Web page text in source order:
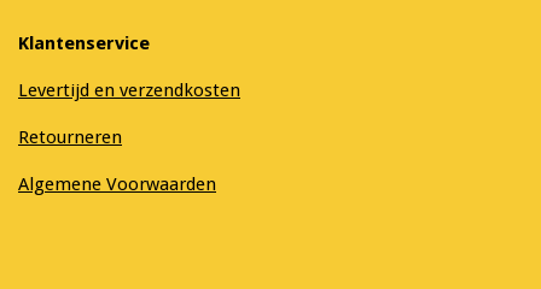
Klantenservice
Levertijd en verzendkosten
Retourneren
Algemene Voorwaarden